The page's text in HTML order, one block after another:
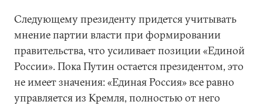
Следующему президенту придется учитывать
мнение партии власти при формировании
правительства, что усиливает позиции «Единой
России». Пока Путин остается президентом, это
не имеет значения: «Единая Россия» все равно
управляется из Кремля, полностью от него